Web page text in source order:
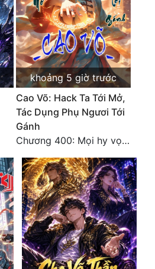
khoảng 5 giờ trước
Cao Võ: Hack Ta Tới Mở,
Tác Dụng Phụ Ngươi Tới
Gánh
Chương 400: Mọi hy vọng đặt trên Tô Mặc!